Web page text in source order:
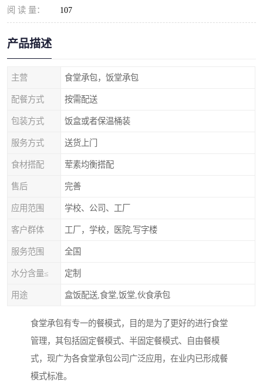
阅 读 量： 107
产品描述
主营 食堂承包，饭堂承包
配餐方式 按需配送
包装方式 饭盒或者保温桶装
服务方式 送货上门
食材搭配 荤素均衡搭配
售后 完善
应用范围 学校、公司、工厂
客户群体 工厂，学校，医院,写字楼
服务范围 全国
水分含量≤ 定制
用途 盒饭配送,食堂,饭堂,伙食承包
食堂承包有专一的餐模式，目的是为了更好的进行食堂
管理，其包括固定餐模式、半固定餐模式、自由餐模
式，现广为各食堂承包公司广泛应用，在业内已形成餐
模式标准。